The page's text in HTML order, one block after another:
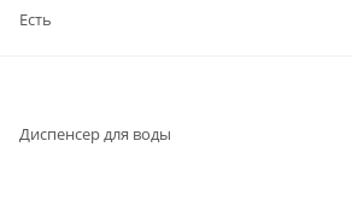
Есть
Диспенсер для воды